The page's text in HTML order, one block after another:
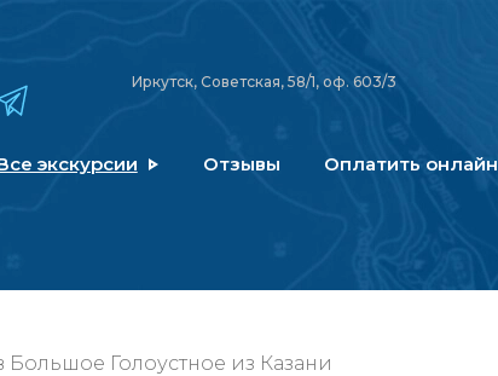
Иркутск, Советская, 58/1, оф. 603/3
экскурсии Отзывы Оплатить онлайн
Голоустное из Казани